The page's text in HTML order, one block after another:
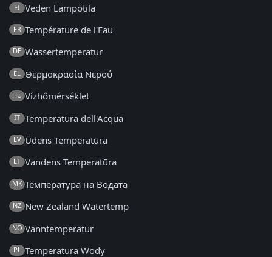
FI Veden Lämpötila
FR Température de l'Eau
DE Wassertemperatur
EL Θερμοκρασία Νερού
HU Vízhőmérséklet
IT Temperatura dell'Acqua
LV Ūdens Temperatūra
LT Vandens Temperatūra
MK Температура на Водата
NZ New Zealand Watertemp
NO Vanntemperatur
PL Temperatura Wody